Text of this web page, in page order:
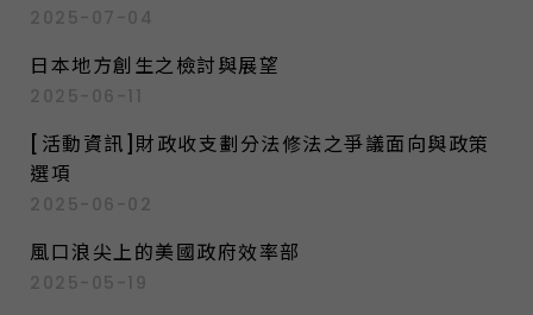
2025-07-04
日本地方創生之檢討與展望
2025-06-11
[活動資訊]財政收支劃分法修法之爭議面向與政策
選項
2025-06-02
風口浪尖上的美國政府效率部
2025-05-19